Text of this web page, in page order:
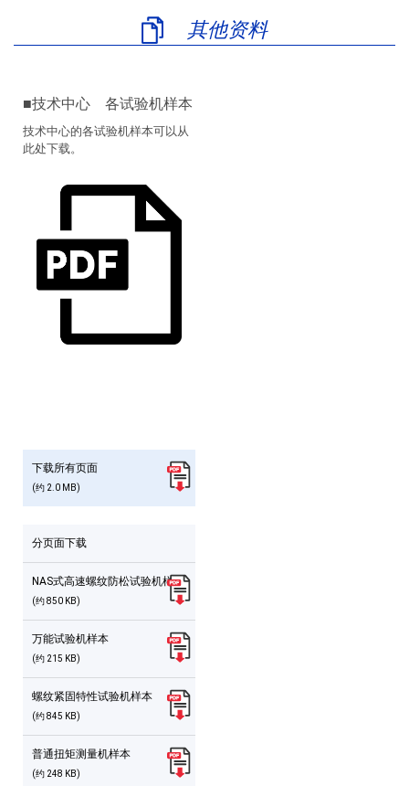
其他资料
技术中心 各试验机样本
技术中心的各试验机样本可以从
此处下载。
下载所有页面
(约 2.0 MB)
分页面下载
NAS式高速螺纹防松试验机样本
(约 850 KB)
万能试验机样本
(约 215 KB)
螺纹紧固特性试验机样本
(约 845 KB)
普通扭矩测量机样本
(约 248 KB)